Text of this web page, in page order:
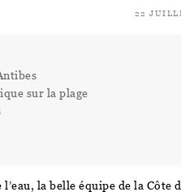
22
sur la plage
la belle équipe de la Côte